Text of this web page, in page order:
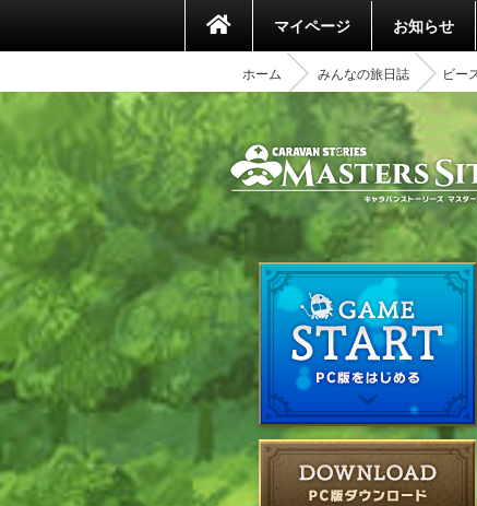
マイページ お知らせ
ホーム みんなの旅日誌 ビー